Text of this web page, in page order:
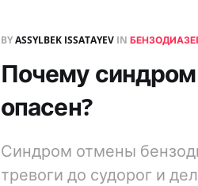
BYASSYLBEK ISSATAYEV IN
Почему
опасен?
Синдром отмены
тревоги до судорог и